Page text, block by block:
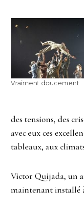
Vraiment doucement
des tensions, des
avec eux ces
tableaux, aux
Victor Quijada, un
maintenant installé